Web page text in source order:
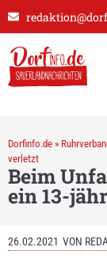
Dorfinfo.de »
verletzt
Beim
ein 13-
26.02.2021 VON